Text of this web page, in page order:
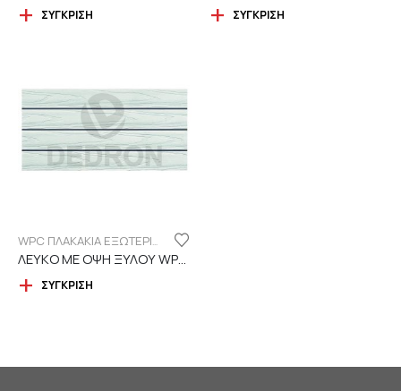
ΣΎΓΚΡΙΣΗ ΣΎΓΚΡΙΣΗ
WPC ΠΛΑΚΑΚΙΑ ΕΞΩΤΕΡΙΚΟΥ ΧΩΡΟΥ
ΛΕΥΚΟ ΜΕ ΟΨΗ ΞΥΛΟΥ WPC ΠΛΑΚΑΚΙ
ΣΎΓΚΡΙΣΗ